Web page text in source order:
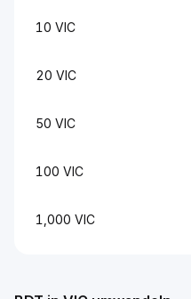
10 VIC
20 VIC
50 VIC
100 VIC
1,000 VIC